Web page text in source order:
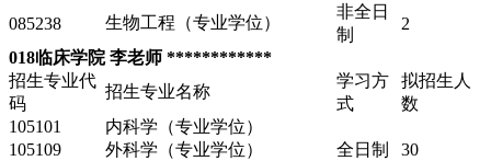
085238
生物工程（专业学位）
非全日
制
2
018临床学院 李老师 ************
招生专业代
码
招生专业名称
学习方
式
拟招生人
数
105101
内科学（专业学位）
全日制
30
105109
外科学（专业学位）